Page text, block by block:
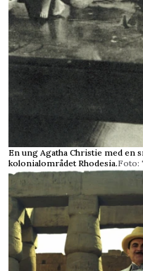
En ung Agatha Christie med en
kolonialområdet Rhodesia.Foto: